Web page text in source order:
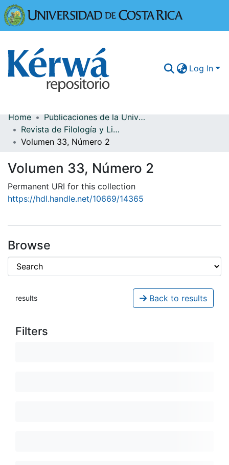
Log In
Communities & Collections
More Information
Browse Kérwá
Statistics
Home
Publicaciones de la Universidad de Costa Rica
Revista de Filología y Lingüística
Volumen 33, Número 2
Volumen 33, Número 2
Permanent URI for this collection
https://hdl.handle.net/10669/14365
Browse
results Back to results
Filters